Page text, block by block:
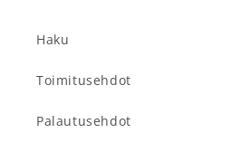
Haku
Toimitusehdot
Palautusehdot